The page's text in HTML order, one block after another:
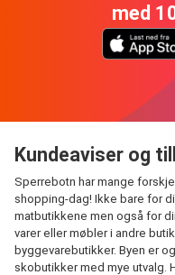
med
Kundeaviser og
Sperrebotn har mange
shopping-dag! Ikke bare for
matbutikkene men også for
varer eller møbler i andre
byggevarebutikker. Byen er
skobutikker med mye utvalg.